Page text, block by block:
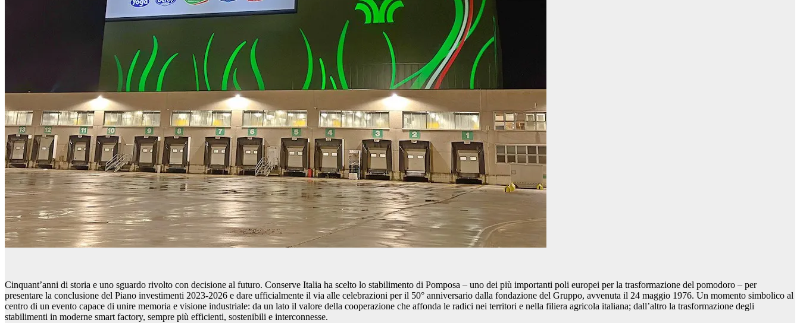
Cinquant’anni di storia e uno sguardo rivolto con decisione al futuro. Conserve Italia ha scelto lo stabilimento di Pomposa – uno dei più importanti poli europei per la trasformazione del pomodoro – per
presentare la conclusione del Piano investimenti 2023-2026 e dare ufficialmente il via alle celebrazioni per il 50° anniversario dalla fondazione del Gruppo, avvenuta il 24 maggio 1976. Un momento simbolico al
centro di un evento capace di unire memoria e visione industriale: da un lato il valore della cooperazione che affonda le radici nei territori e nella filiera agricola italiana; dall’altro la trasformazione degli
stabilimenti in moderne smart factory, sempre più efficienti, sostenibili e interconnesse.